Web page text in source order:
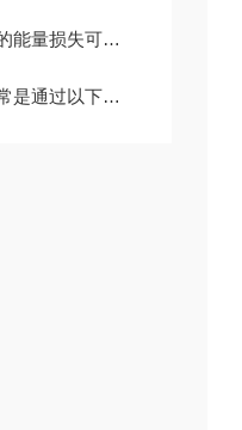
失可分为3种形式
三种方法进行降温的